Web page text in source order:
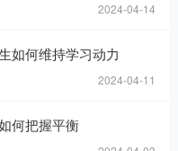
2024-04-14
如何维持学习动力
2024-04-11
何把握平衡